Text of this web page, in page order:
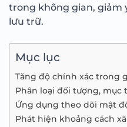
trong không gian, giảm
lưu trữ.
Mục lục
Tăng độ chính xác trong
Phân loại đối tượng,
Ứng dụng theo dõi mật
Phát hiện khoảng cách